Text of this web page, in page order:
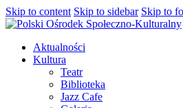
Skip to content Skip to sidebar Skip to
Aktualności
Kultura
Teatr
Biblioteka
Jazz Cafe